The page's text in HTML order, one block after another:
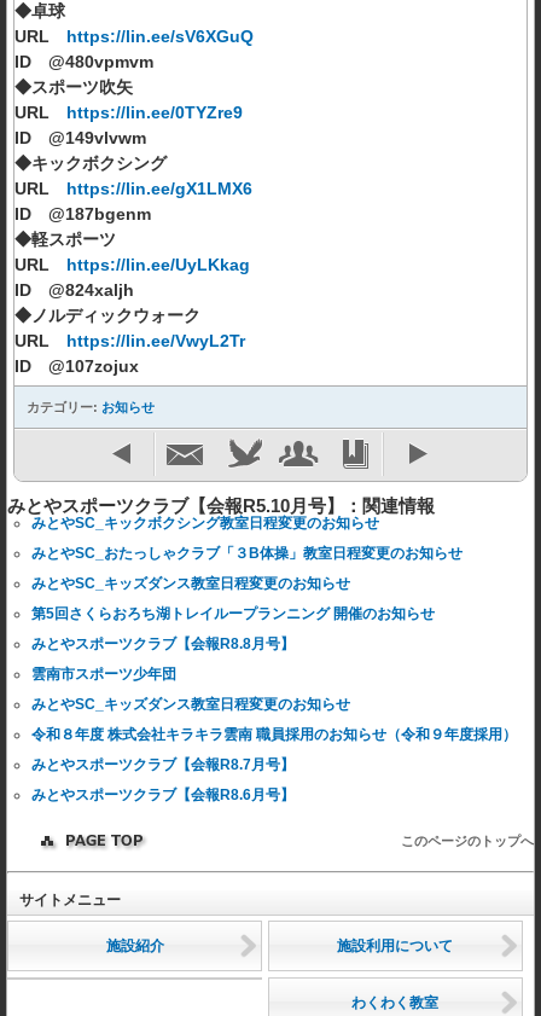
◆卓球
URL https://lin.ee/sV6XGuQ
ID @480vpmvm
◆スポーツ吹矢
URL https://lin.ee/0TYZre9
ID @149vlvwm
◆キックボクシング
URL https://lin.ee/gX1LMX6
ID @187bgenm
◆軽スポーツ
URL https://lin.ee/UyLKkag
ID @824xaljh
◆ノルディックウォーク
URL https://lin.ee/VwyL2Tr
ID @107zojux
カテゴリー: お知らせ
みとやスポーツクラブ【会報R5.10月号】：関連情報
みとやSC_キックボクシング教室日程変更のお知らせ
みとやSC_おたっしゃクラブ「３B体操」教室日程変更のお知らせ
みとやSC_キッズダンス教室日程変更のお知らせ
第5回さくらおろち湖トレイループランニング 開催のお知らせ
みとやスポーツクラブ【会報R8.8月号】
雲南市スポーツ少年団
みとやSC_キッズダンス教室日程変更のお知らせ
令和８年度 株式会社キラキラ雲南 職員採用のお知らせ（令和９年度採用）
みとやスポーツクラブ【会報R8.7月号】
みとやスポーツクラブ【会報R8.6月号】
このページのトップへ
サイトメニュー
施設紹介 施設利用について
わくわく教室